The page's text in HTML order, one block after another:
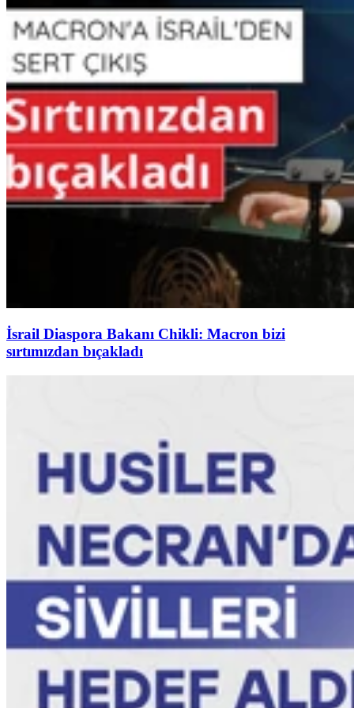
İsrail Diaspora Bakanı Chikli: Macron bizi
sırtımızdan bıçakladı